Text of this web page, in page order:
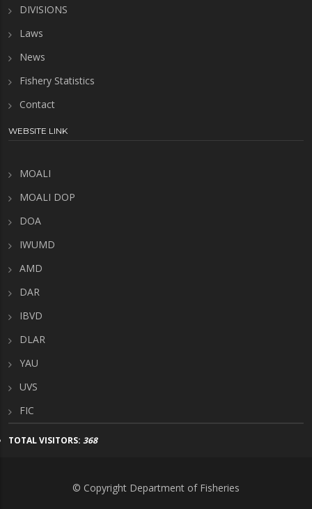
DIVISIONS
Laws
News
Fishery Statistics
Contact
WEBSITE LINK
MOALI
MOALI DOP
DOA
IWUMD
AMD
DAR
IBVD
DLAR
YAU
UVS
FIC
TOTAL VISITORS: 368
© Copyright Department of Fisheries